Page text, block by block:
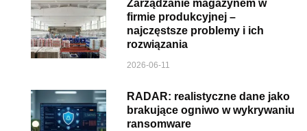
Zarządzanie magazynem w
firmie produkcyjnej –
najczęstsze problemy i ich
rozwiązania
2026-06-11
RADAR: realistyczne dane jako
brakujące ogniwo w wykrywaniu
ransomware